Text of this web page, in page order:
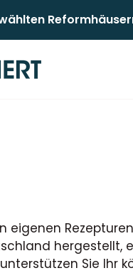
Reformhäusern
Sie Ihr